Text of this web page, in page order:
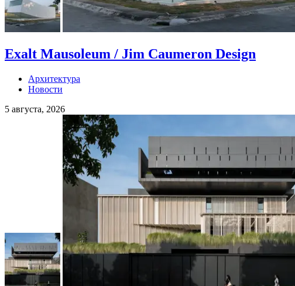
Exalt Mausoleum / Jim Caumeron Design
Архитектура
Новости
5 августа, 2026